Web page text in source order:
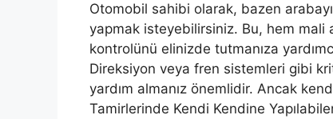
Otomobil sahibi olarak, bazen
yapmak isteyebilirsiniz. Bu, hem mali
kontrolünü elinizde tutmanıza
Direksiyon veya fren sistemleri gibi
yardım almanız önemlidir. Ancak
Tamirlerinde Kendi Kendine